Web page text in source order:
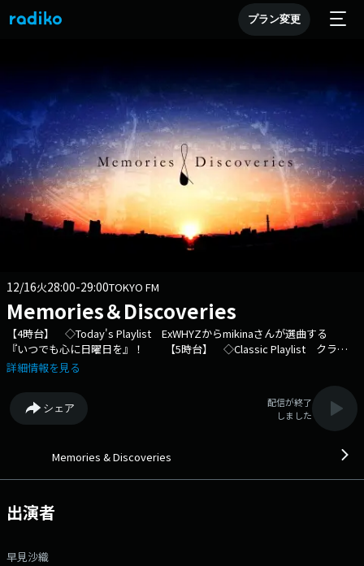
プラン変更
12/16火28:00-29:00TOKYO FM
Memories＆Discoveries
【4時台】 ◇Today's Playlist ExWHYZからmikinaさんが選曲する
『いつでも心に日曜日を』！ 【5時台】 ◇Classic Playlist クラシ
ックライターの板倉重雄さんが、 『バルトークは楽しい！』というテー
化人が、それぞれのリコメンド楽曲で素敵な音楽空間をプロデュース。
懐かしさを感じるナンバー、新たな出会いとなるようなナンバー等、幅広
い世代に、時代を超えた邦・洋楽の名曲をお届け！ 番組Webサイト：
https://form.audee.jp/memories/message
詳細情報を見る
シェア
配信が終了
しました
Memories & Discoveries
出演者
早見沙織